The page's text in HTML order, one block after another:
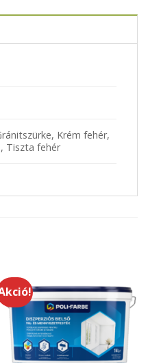
Krém fehér,
Tiszta fehér